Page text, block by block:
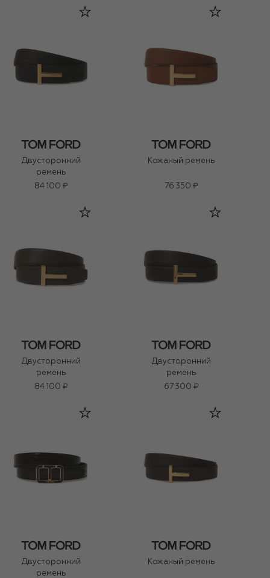
Двусторонний
ремень
84 100 ₽
Кожаный ремень
76 350 ₽
Двусторонний
ремень
84 100 ₽
Двусторонний
ремень
67 300 ₽
Двусторонний
ремень
Кожаный ремень